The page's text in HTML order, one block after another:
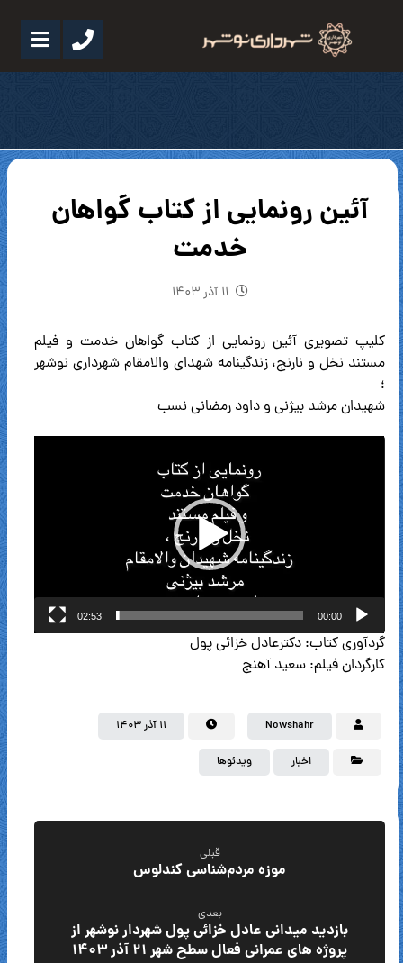
آئین رونمایی از کتاب گواهان
خدمت
۱۱ آذر ۱۴۰۳
کلیپ تصویری آئین رونمایی از کتاب گواهان خدمت و فیلم
مستند نخل و نارنج، زندگینامه شهدای والامقام شهرداری نوشهر
؛
شهیدان مرشد بیژنی و داود رمضانی نسب
نمایشگر
00:00
02:53
گردآوری کتاب: دکترعادل خزائی پول
کارگردان فیلم: سعید آهنج
Nowshahr ۱۱ آذر ۱۴۰۳
اخبار ویدئوها
قبلی
موزه مردم‌شناسی کندلوس
بعدی
بازدید میدانی عادل خزائی پول شهردار نوشهر از
پروژه های عمرانی فعال سطح شهر ۲۱ آذر ۱۴۰۳